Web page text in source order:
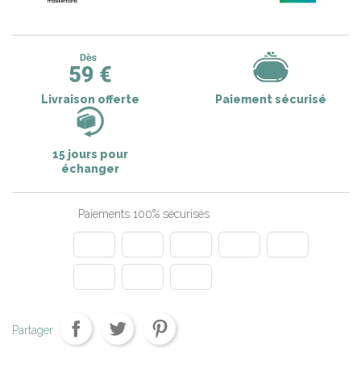
Livraison offerte Paiement sécurisé
15 jours pour
échanger
Paiements 100% sécurisés
Partager